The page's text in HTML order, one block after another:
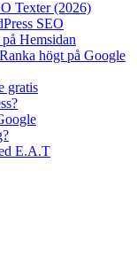
Texter (2026)
SEO
Hemsidan
högt på Google
gratis
E.A.T